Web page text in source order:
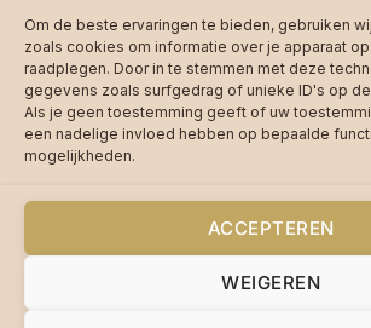
Om de beste ervaringen te bieden, gebruiken
zoals cookies om informatie over je apparaat
raadplegen. Door in te stemmen met deze
gegevens zoals surfgedrag of unieke ID's op
Als je geen toestemming geeft of uw
een nadelige invloed hebben op bepaalde
mogelijkheden.
ACCEPTEREN
WEIGEREN
Stuur bericht →
reviews op bol.com